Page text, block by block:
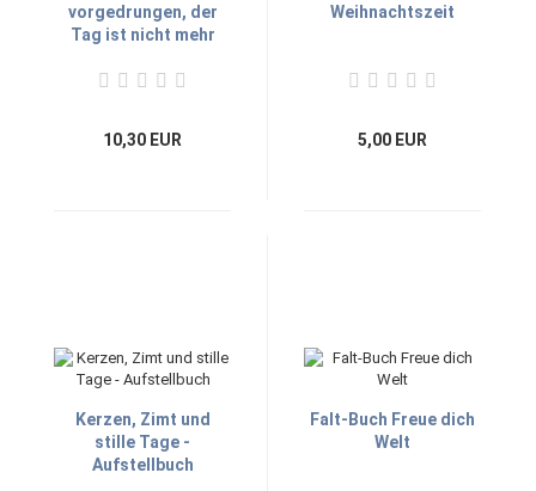
vorgedrungen, der
Tag ist nicht mehr
10,30 EUR
Weihnachtszeit
5,00 EUR
Kerzen, Zimt und
stille Tage -
Aufstellbuch
Falt-Buch Freue dich
Welt